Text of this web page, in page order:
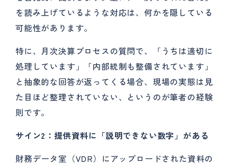
を読み上げているような対応は、何かを隠している
可能性があります。
特に、月次決算プロセスの質問で、「うちは適切に
処理しています」「内部統制も整備されています」
と抽象的な回答が返ってくる場合、現場の実態は見
た目ほど整理されていない、というのが筆者の経験
則です。
サイン2：提供資料に「説明できない数字」がある
財務データ室（VDR）にアップロードされた資料の